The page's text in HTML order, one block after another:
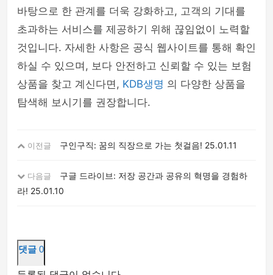
바탕으로 한 관계를 더욱 강화하고, 고객의 기대를
초과하는 서비스를 제공하기 위해 끊임없이 노력할
것입니다. 자세한 사항은 공식 웹사이트를 통해 확인
하실 수 있으며, 보다 안전하고 신뢰할 수 있는 보험
상품을 찾고 계신다면, KDB생명 의 다양한 상품을
탐색해 보시기를 권장합니다.
이전글 구인구직: 꿈의 직장으로 가는 첫걸음! 25.01.11
다음글
구글 드라이브: 저장 공간과 공유의 혁명을 경험하
라! 25.01.10
댓글 0